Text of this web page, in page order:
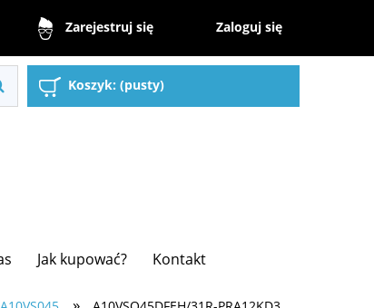
Zarejestruj się Zaloguj się
Koszyk: (pusty)
Jak kupować? Kontakt